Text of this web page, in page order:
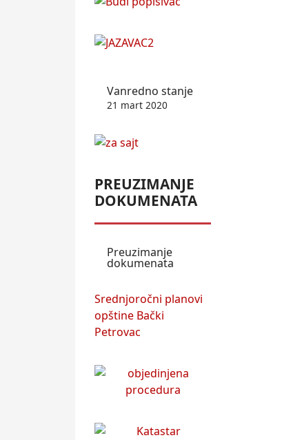
Vanredno stanje
21 mart 2020
PREUZIMANJE
DOKUMENATA
Preuzimanje
dokumenata
Srednjoročni planovi
opštine Bački
Petrovac